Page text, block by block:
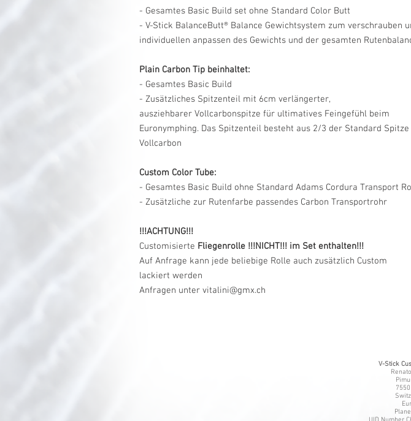
- Gesamtes Basic Build set ohne Standard Color Butt
- V-Stick BalanceButt® Balance Gewichtsystem zum verschrauben
individuellen anpassen des Gewichts und der gesamten
Plain Carbon Tip beinhaltet:
- Gesamtes Basic Build
- Zusätzliches Spitzenteil mit 6cm verlängerter,
ausziehbarer Vollcarbonspitze für ultimatives Feingefühl beim
Euronymphing. Das Spitzenteil besteht aus 2/3 der Standard
Vollcarbon
Custom Color Tube:
- Gesamtes Basic Build ohne Standard Adams Cordura Transport
- Zusätzliche zur Rutenfarbe passendes Carbon Transportrohr
!!!ACHTUNG!!!
Customisierte Fliegenrolle !!!NICHT!!! im Set enthalten!!!
Auf Anfrage kann jede beliebige Rolle auch zusätzlich Custom
lackiert werden
Anfragen unter vitalini@gmx.ch
V-Stick